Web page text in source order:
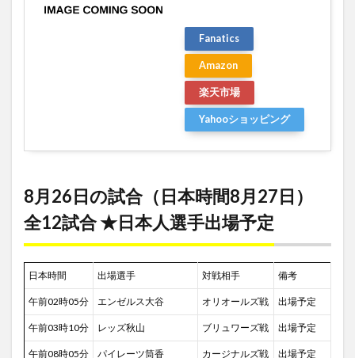
Fanatics
Amazon
楽天市場
Yahooショッピング
8月26日の試合（日本時間8月27日）
全12試合 ★日本人選手出場予定
日本時間 出場選手 対戦相手 備考
午前02時05分 エンゼルス大谷 オリオールズ戦 出場予定
午前03時10分 レッズ秋山 ブリュワーズ戦 出場予定
午前08時05分 パイレーツ筒香 カージナルズ戦 出場予定